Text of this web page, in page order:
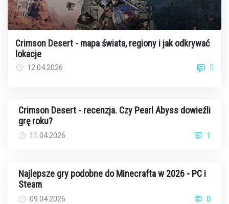
Crimson Desert - mapa świata, regiony i jak odkrywać
lokacje
12.04.2026 0
Crimson Desert - recenzja. Czy Pearl Abyss dowieźli
grę roku?
11.04.2026 1
Najlepsze gry podobne do Minecrafta w 2026 - PC i
Steam
09.04.2026 0